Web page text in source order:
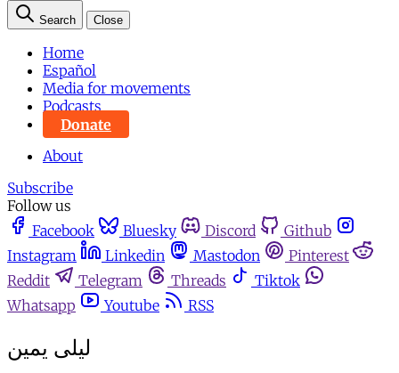
Search Close
Home
Español
Media for movements
Podcasts
Donate
About
Subscribe
Follow us
Facebook
Bluesky Discord
Github
Instagram
Linkedin Mastodon
Pinterest
Reddit
Telegram Threads
Tiktok
Whatsapp
Youtube RSS
ليلى يمين